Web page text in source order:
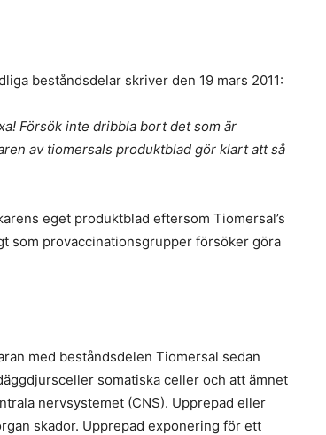
beståndsdelar skriver den 19 mars 2011:
Försök inte dribbla bort det som är
av tiomersals produktblad gör klart att så
eget produktblad eftersom Tiomersal’s
som provaccinationsgrupper försöker göra
med beståndsdelen Tiomersal sedan
somatiska celler och att ämnet
nervsystemet (CNS). Upprepad eller
skador. Upprepad exponering för ett